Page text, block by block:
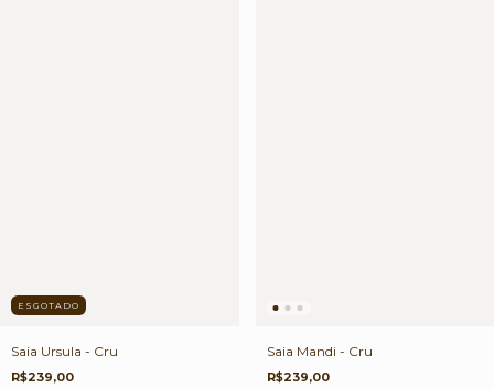
ESGOTADO
Saia Ursula - Cru
R$239,00
Saia Mandi - Cru
R$239,00